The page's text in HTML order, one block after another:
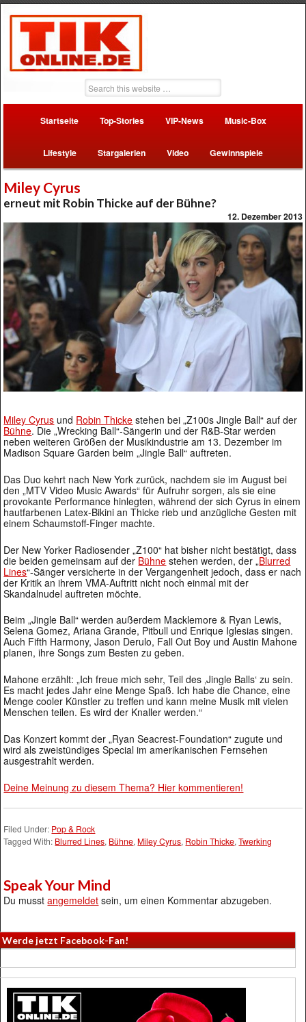
Startseite Top-Stories VIP-News Music-Box
Lifestyle Stargalerien Video Gewinnspiele
Miley Cyrus
erneut mit Robin Thicke auf der Bühne?
12. Dezember 2013
Miley Cyrus und Robin Thicke stehen bei „Z100s Jingle Ball“ auf der
Bühne. Die „Wrecking Ball“-Sängerin und der R&B-Star werden
neben weiteren Größen der Musikindustrie am 13. Dezember im
Madison Square Garden beim „Jingle Ball“ auftreten.
Das Duo kehrt nach New York zurück, nachdem sie im August bei
den „MTV Video Music Awards“ für Aufruhr sorgen, als sie eine
provokante Performance hinlegten, während der sich Cyrus in einem
hautfarbenen Latex-Bikini an Thicke rieb und anzügliche Gesten mit
einem Schaumstoff-Finger machte.
Der New Yorker Radiosender „Z100“ hat bisher nicht bestätigt, dass
die beiden gemeinsam auf der Bühne stehen werden, der „Blurred
Lines“-Sänger versicherte in der Vergangenheit jedoch, dass er nach
der Kritik an ihrem VMA-Auftritt nicht noch einmal mit der
Skandalnudel auftreten möchte.
Beim „Jingle Ball“ werden außerdem Macklemore & Ryan Lewis,
Selena Gomez, Ariana Grande, Pitbull und Enrique Iglesias singen.
Auch Fifth Harmony, Jason Derulo, Fall Out Boy und Austin Mahone
planen, ihre Songs zum Besten zu geben.
Mahone erzählt: „Ich freue mich sehr, Teil des ‚Jingle Balls‘ zu sein.
Es macht jedes Jahr eine Menge Spaß. Ich habe die Chance, eine
Menge cooler Künstler zu treffen und kann meine Musik mit vielen
Menschen teilen. Es wird der Knaller werden.“
Das Konzert kommt der „Ryan Seacrest-Foundation“ zugute und
wird als zweistündiges Special im amerikanischen Fernsehen
ausgestrahlt werden.
Deine Meinung zu diesem Thema? Hier kommentieren!
Filed Under: Pop & Rock
Tagged With: Blurred Lines, Bühne, Miley Cyrus, Robin Thicke,Twerking
Speak Your Mind
Du musstangemeldet sein, um einen Kommentar abzugeben.
Werde jetzt Facebook-Fan!